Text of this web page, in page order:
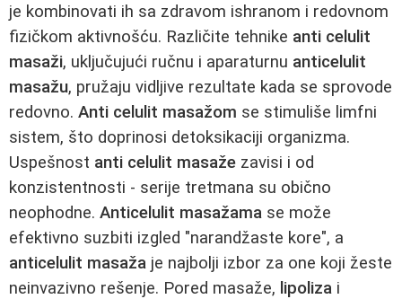
je kombinovati ih sa zdravom ishranom i redovnom
fizičkom aktivnošću. Različite tehnike anti celulit
masaži, uključujući ručnu i aparaturnu anticelulit
masažu, pružaju vidljive rezultate kada se sprovode
redovno. Anti celulit masažom se stimuliše limfni
sistem, što doprinosi detoksikaciji organizma.
Uspešnost anti celulit masaže zavisi i od
konzistentnosti - serije tretmana su obično
neophodne. Anticelulit masažama se može
efektivno suzbiti izgled "narandžaste kore", a
anticelulit masaža je najbolji izbor za one koji žeste
neinvazivno rešenje. Pored masaže, lipoliza i